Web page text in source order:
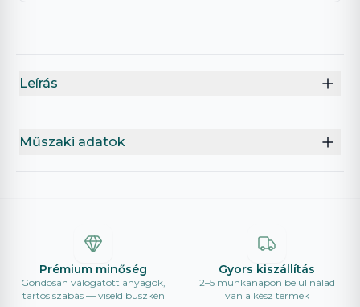
Leírás
Műszaki adatok
Prémium minőség
Gondosan válogatott anyagok,
tartós szabás — viseld büszkén
Gyors kiszállítás
2–5 munkanapon belül nálad
van a kész termék